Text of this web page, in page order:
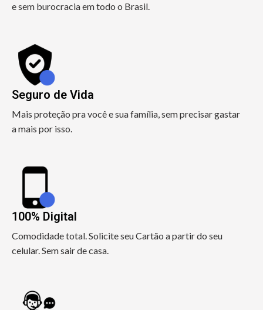
e sem burocracia em todo o Brasil.
Seguro de Vida
Mais proteção pra você e sua família, sem precisar gastar
a mais por isso.
100% Digital
Comodidade total. Solicite seu Cartão a partir do seu
celular. Sem sair de casa.